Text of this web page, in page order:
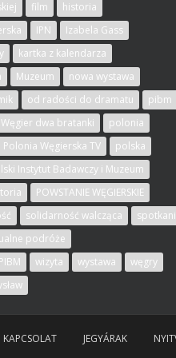
film
historia
IPN
Izabela Gass
kartka z kalendarza
Muzeum
nowa wystawa
od radości do dramatu
pibm
dwa bratanki
polonia
Polonia Węgierska TV
polska
Instytut Badawczy i Muzeum
POWSTANIE WĘGIERSKIE
solidarność walcząca
podróże
wizyta wystawa
węgry
KAPCSOLAT JEGYÁRAK